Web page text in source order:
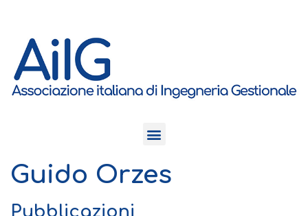
Guido Orzes
Pubblicazioni